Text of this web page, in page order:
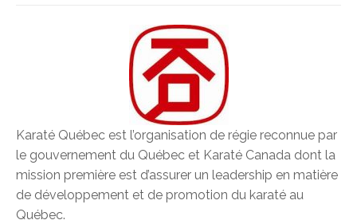
Karaté Québec est l’organisation de régie reconnue par
le gouvernement du Québec et Karaté Canada dont la
mission première est d’assurer un leadership en matière
de développement et de promotion du karaté au
Québec.